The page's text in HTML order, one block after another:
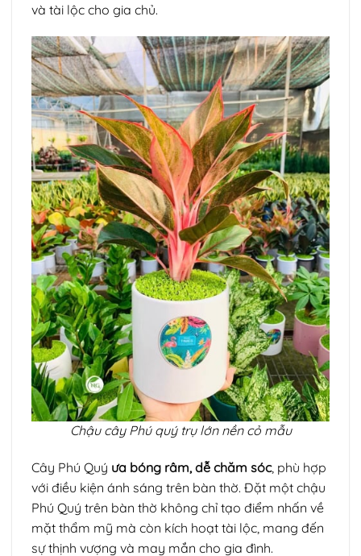
và tài lộc cho gia chủ.
Chậu cây Phú quý trụ lớn nền cỏ mẫu
Cây Phú Quý ưa bóng râm, dễ chăm sóc, phù hợp
với điều kiện ánh sáng trên bàn thờ. Đặt một chậu
Phú Quý trên bàn thờ không chỉ tạo điểm nhấn về
mặt thẩm mỹ mà còn kích hoạt tài lộc, mang đến
sự thịnh vượng và may mắn cho gia đình.